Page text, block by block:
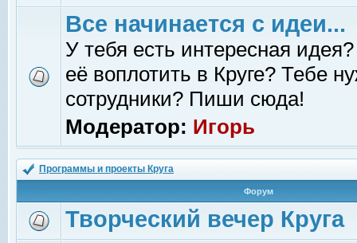
Все начинается с идеи...
У тебя есть интересная
её воплотить в Круге? Тебе
сотрудники? Пиши сюда!
Модератор: Игорь
Программы и проекты Круга
Форум
Творческий вечер Круга